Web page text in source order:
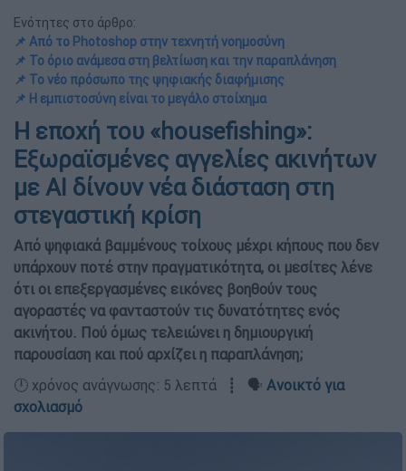
Ενότητες στο άρθρο:
📌 Από το Photoshop στην τεχνητή νοημοσύνη
📌 Το όριο ανάμεσα στη βελτίωση και την παραπλάνηση
📌 Το νέο πρόσωπο της ψηφιακής διαφήμισης
📌 Η εμπιστοσύνη είναι το μεγάλο στοίχημα
Η εποχή του «housefishing»:
Εξωραϊσμένες αγγελίες ακινήτων
με ΑΙ δίνουν νέα διάσταση στη
στεγαστική κρίση
Από ψηφιακά βαμμένους τοίχους μέχρι κήπους που δεν
υπάρχουν ποτέ στην πραγματικότητα, οι μεσίτες λένε
ότι οι επεξεργασμένες εικόνες βοηθούν τους
αγοραστές να φανταστούν τις δυνατότητες ενός
ακινήτου. Πού όμως τελειώνει η δημιουργική
παρουσίαση και πού αρχίζει η παραπλάνηση;
🕛 χρόνος ανάγνωσης: 5 λεπτά ┋ 🗣️ Ανοικτό για
σχολιασμό